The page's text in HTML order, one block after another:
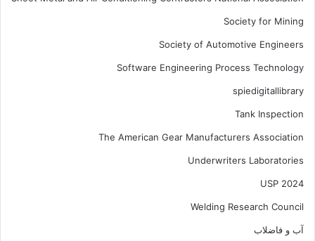
Society for Mining
Society of Automotive Engineers
Software Engineering Process Technology
spiedigitallibrary
Tank Inspection
The American Gear Manufacturers Association
Underwriters Laboratories
USP 2024
Welding Research Council
آب و فاضلاب